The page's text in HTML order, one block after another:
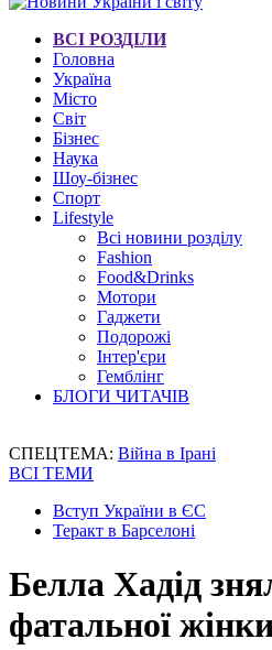
ВСІ РОЗДІЛИ
Головна
Україна
Місто
Світ
Бізнес
Наука
Шоу-бізнес
Спорт
Lifestyle
Всі новини розділу
Fashion
Food&Drinks
Мотори
Гаджети
Подорожі
Інтер'єри
Гемблінг
БЛОГИ ЧИТАЧІВ
СПЕЦТЕМА: Війна в Ірані
ВСІ ТЕМИ
Вступ України в ЄС
Теракт в Барселоні
Белла Хадід
фатальної